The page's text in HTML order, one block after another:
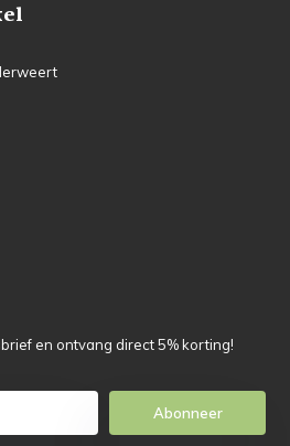
en ontvang direct 5% korting!
Abonneer